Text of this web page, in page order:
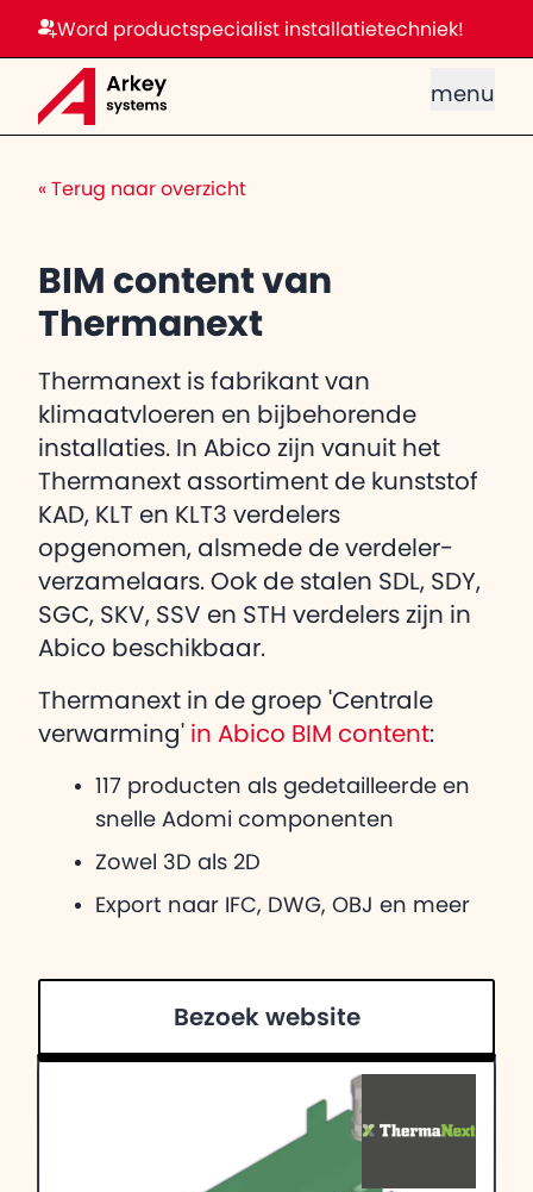
Word productspecialist installatietechniek!
menu
« Terug naar overzicht
BIM content van
Thermanext
Thermanext is fabrikant van
klimaatvloeren en bijbehorende
installaties. In Abico zijn vanuit het
Thermanext assortiment de kunststof
KAD, KLT en KLT3 verdelers
opgenomen, alsmede de verdeler-
verzamelaars. Ook de stalen SDL, SDY,
SGC, SKV, SSV en STH verdelers zijn in
Abico beschikbaar.
Thermanext in de groep 'Centrale
verwarming' in Abico BIM content:
117 producten als gedetailleerde en
snelle Adomi componenten
Zowel 3D als 2D
Export naar IFC, DWG, OBJ en meer
Bezoek website